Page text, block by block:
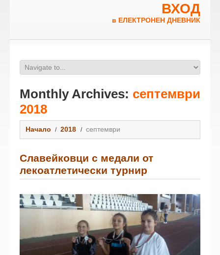
ВХОД
в ЕЛЕКТРОНЕН ДНЕВНИК
Monthly Archives: септември
2018
Начало 2018 септември
Славейковци с медали от
лекоатлетически турнир